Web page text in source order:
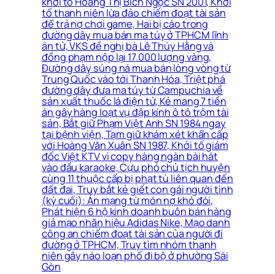
tố thanh niên lừa đảo chiếm đoạt tài sản
để trả nợ chơi game, Hai bị cáo trong
đường dây mua bán ma túy ở TPHCM lĩnh
án tử, VKS đề nghị bà Lê Thúy Hằng và
đồng phạm nộp lại 17.000 lượng vàng,
Đường dây súng ná mua bán lòng vòng từ
Trung Quốc vào tới Thanh Hóa, Triệt phá
đường dây đưa ma túy từ Campuchia về
sản xuất thuốc lá điện tử, Kẻ mang 7 tiền
án gây hàng loạt vụ đập kính ô tô trộm tài
sản, Bắt giữ Phạm Việt Anh SN 1984 ngay
tại bệnh viện, Tạm giữ khám xét khẩn cấp
với Hoàng Văn Xuân SN 1987, Khởi tố giám
đốc Việt KTV vì copy hàng ngàn bài hát
vào đầu karaoke, Cựu phó chủ tịch huyện
cùng 11 thuộc cấp bị phạt tù liên quan đến
đất đai, Truy bắt kẻ giết con gái người tình
(kỳ cuối): Án mạng từ món nợ khó đòi,
Phát hiện 6 hộ kinh doanh buôn bán hàng
giả mạo nhãn hiệu Adidas Nike, Mạo danh
công an chiếm đoạt tài sản của người đi
đường ở TPHCM, Truy tìm nhóm thanh
niên gây náo loạn phố đi bộ ở phường Sài
Gòn